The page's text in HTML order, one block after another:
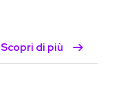
Scopri di più